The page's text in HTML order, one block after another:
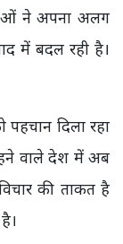
ने अपना अलग
में बदल रही है।
दिला रहा
वाले देश में अब
की ताकत है